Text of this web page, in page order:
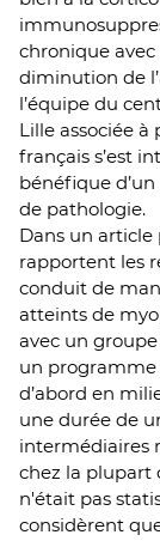
chronique
diminution de
l’équipe du
Lille associée
français s’est
bénéfique
de pathologie.
Dans un article
rapportent les
conduit de
atteints de
avec un
un
d’abord en
une durée de
intermédiaires
chez la plupart
n'était pas
considèrent